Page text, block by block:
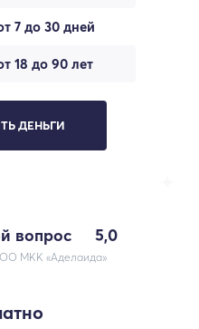
7 до 30 дней
18 до 90 лет
ДЕНЬГИ
вопрос 5,0
МКК «Аделаида»